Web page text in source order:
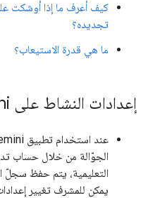
كيف أعرف ما إذا أوشكت
تجديده؟
ما هي قدرة الاستيعاب؟
إعدادات النشاط على Gemini
الجوّالة من خلال حساب
يمكن للمشرف تغيير